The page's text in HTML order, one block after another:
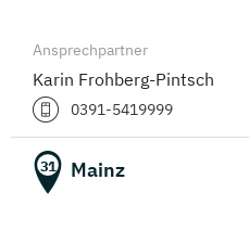
Ansprechpartner
Karin Frohberg-Pintsch
0391-5419999
31 Mainz